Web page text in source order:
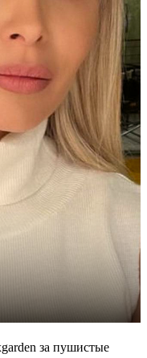
за пушистые